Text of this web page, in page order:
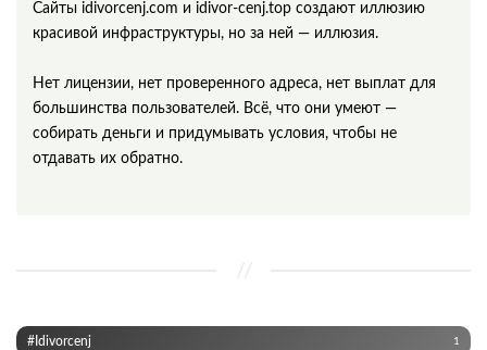
Сайты idivorcenj.com и idivor-cenj.top создают иллюзию
красивой инфраструктуры, но за ней — иллюзия.
Нет лицензии, нет проверенного адреса, нет выплат для
большинства пользователей. Всё, что они умеют —
собирать деньги и придумывать условия, чтобы не
отдавать их обратно.
#Idivorcenj 1